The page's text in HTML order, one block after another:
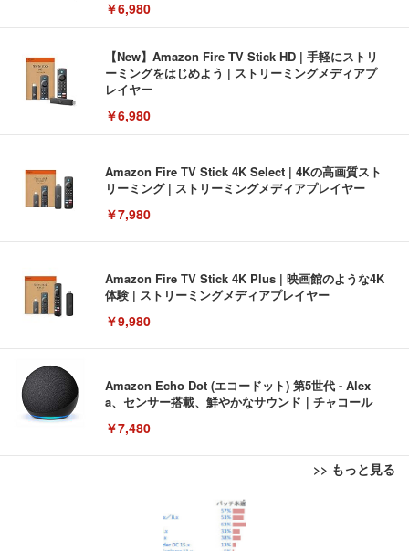
￥6,980
【New】Amazon Fire TV Stick HD | 手軽にストリ
ーミングをはじめよう | ストリーミングメディアプ
レイヤー
￥6,980
Amazon Fire TV Stick 4K Select | 4Kの高画質スト
リーミング | ストリーミングメディアプレイヤー
￥7,980
Amazon Fire TV Stick 4K Plus | 映画館のような4K
体験 | ストリーミングメディアプレイヤー
￥9,980
Amazon Echo Dot (エコードット) 第5世代 - Alex
a、センサー搭載、鮮やかなサウンド｜チャコール
￥7,480
>> もっと見る
[EdoErgo] オフィスチェア 椅子 テレワーク 疲れな
い 跳ね上げ式アームレスト コンパクト 約105度ロッ
キング pc 事務椅子 360度回転 座面昇降 強化ナイロ
EIZO ビジネス向けプレミアムモニター | FlexScan
EV3240X-WT | 31.5型4K UHD・USB Type-C・ホワ
Amazonベーシック ペットシーツ 薄型 レギュラー 1
回使い捨て 無香料 ホワイト 300枚